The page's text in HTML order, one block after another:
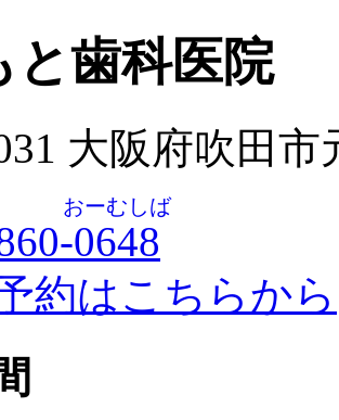
と歯科医院
大阪府吹田
0648
おーむしば
約はこちらから